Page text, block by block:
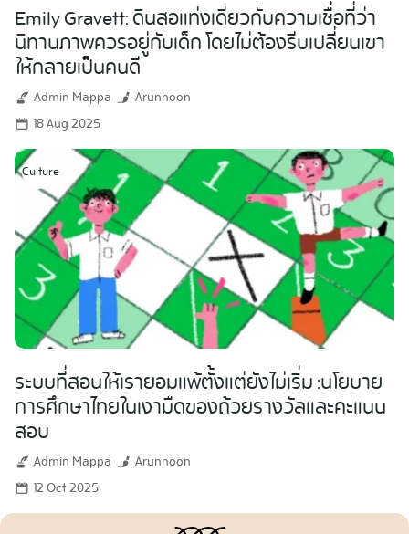
Emily Gravett: ดินสอแท่งเดียวกับความเชื่อที่ว่า
นิทานภาพควรอยู่กับเด็ก โดยไม่ต้องรีบเปลี่ยนเขา
ให้กลายเป็นคนดี
Admin Mappa
Arunnoon
18 Aug 2025
Culture
ระบบที่สอนให้เรายอมแพ้ตั้งแต่ยังไม่เริ่ม :นโยบาย
การศึกษาไทยในเงามืดของถ้วยรางวัลและคะแนน
สอบ
Admin Mappa
Arunnoon
12 Oct 2025